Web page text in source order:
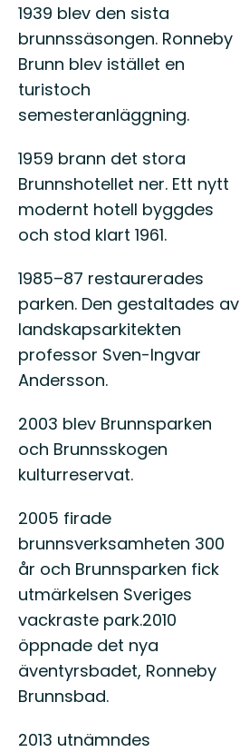
1939 blev den sista
brunnssäsongen. Ronneby
Brunn blev istället en
turistoch
semesteranläggning.
1959 brann det stora
Brunnshotellet ner. Ett nytt
modernt hotell byggdes
och stod klart 1961.
1985–87 restaurerades
parken. Den gestaltades av
landskapsarkitekten
professor Sven-Ingvar
Andersson.
2003 blev Brunnsparken
och Brunnsskogen
kulturreservat.
2005 firade
brunnsverksamheten 300
år och Brunnsparken fick
utmärkelsen Sveriges
vackraste park.2010
öppnade det nya
äventyrsbadet, Ronneby
Brunnsbad.
2013 utnämndes